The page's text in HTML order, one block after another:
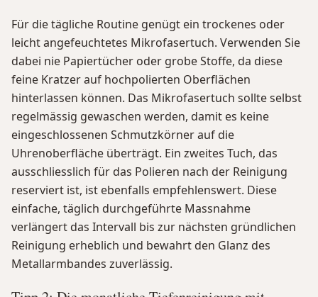
Für die tägliche Routine genügt ein trockenes oder
leicht angefeuchtetes Mikrofasertuch. Verwenden Sie
dabei nie Papiertücher oder grobe Stoffe, da diese
feine Kratzer auf hochpolierten Oberflächen
hinterlassen können. Das Mikrofasertuch sollte selbst
regelmässig gewaschen werden, damit es keine
eingeschlossenen Schmutzkörner auf die
Uhrenoberfläche überträgt. Ein zweites Tuch, das
ausschliesslich für das Polieren nach der Reinigung
reserviert ist, ist ebenfalls empfehlenswert. Diese
einfache, täglich durchgeführte Massnahme
verlängert das Intervall bis zur nächsten gründlichen
Reinigung erheblich und bewahrt den Glanz des
Metallarmbandes zuverlässig.